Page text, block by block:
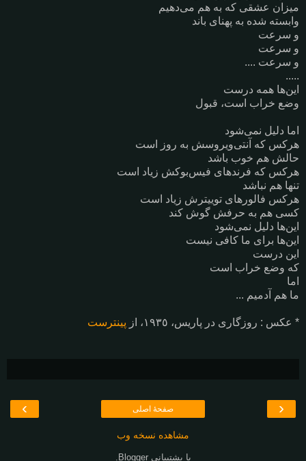
میزان عشقی که به هم می‌دهیم
وابسته شده به پهنای باند
و سرعت
و سرعت
و سرعت ....
.....
این‌ها همه درست
وضع خراب است، قبول
اما دلیل نمی‌شود
هرکس که آنتی‌ویروسش به روز است
حالش هم خوب باشد
هرکس که فرندهای فیس‌بوکش زیاد است
تنها هم نباشد
هرکس فالورهای توییترش زیاد است
کسی هم به حرفش گوش کند
این‌ها دلیل نمی‌شود
این‌ها برای ما کافی نیست
این درست
که وضع خراب است
اما
ما هم آدمیم ...
* عکس : روزگاری در پاریس، ١٩٣٥، از پینترست
‹
› صفحهٔ اصلی
مشاهده نسخه وب
با پشتیبانیBlogger